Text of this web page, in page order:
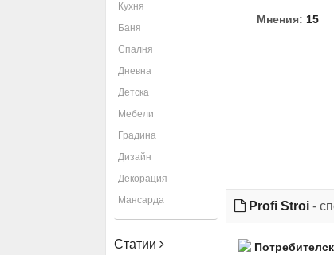
Кухня
Баня
Спалня
Дневна
Детска
Мебели
Градина
Дизайн
Декорация
Мансарда
Статии
Мнения: 15
Profi Stroi -